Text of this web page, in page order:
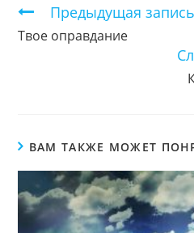
Продолжить
чтение
Предыдущая запись
Твое оправдание
ВАМ ТАКЖЕ МОЖЕТ